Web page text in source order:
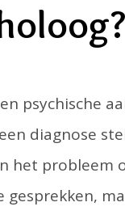
psychische
diagnose
het probleem